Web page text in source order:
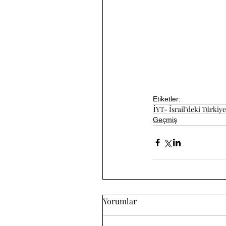
Etiketler:
İYT- İsrail’deki
Geçmiş
Yorumlar